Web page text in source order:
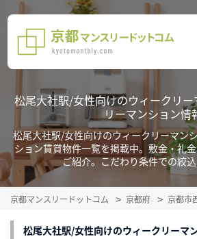
松尾大社駅/女性向けのウィークリ
リーマンション情
松尾大社駅/女性向けのウィークリーマン
ション賃貸物件一覧を掲載中。敷金・礼
ご紹介。こだわり条件での絞
京都マンスリードットコム 京都府 京都市
松尾大社駅/女性向けのウィークリーマ